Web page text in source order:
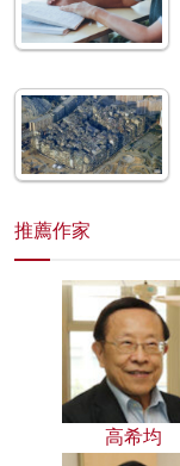
推薦作家
高希均